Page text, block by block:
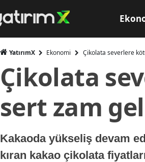
YatırımX Ekonomi Çikolata severlere
Çikolata
sert zam
Kakaoda yükseliş devam
kıran kakao çikolata